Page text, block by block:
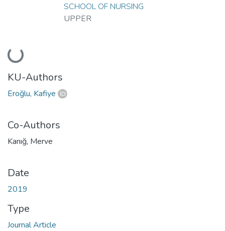
Loading...
SCHOOL OF NURSING
UPPER
KU-Authors
Eroğlu, Kafiye
Co-Authors
Kanığ, Merve
Date
2019
Type
Journal Article